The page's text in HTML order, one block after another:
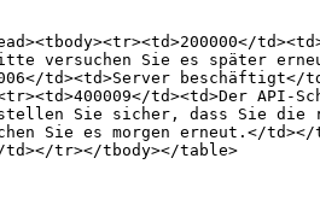
versuchen Sie es später
td><td>Server beschäftigt</
td><td>Der API-
Sie sicher, dass Sie die
Sie es morgen erneut.</td></